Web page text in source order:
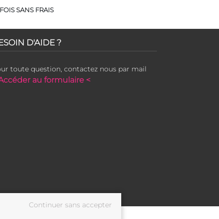
SANS FRAIS
D'AIDE ?
toute question, contactez nous par mail
au formulaire <